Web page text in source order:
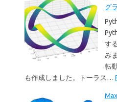
グ
す
み
転
も作成しました。トーラス…